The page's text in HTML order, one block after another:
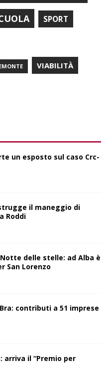
SPORT
VIABILITÀ
un esposto sul caso Crc-
il maneggio di
Roddi
delle stelle: ad Alba è
San Lorenzo
contributi a 51 imprese
arriva il “Premio per